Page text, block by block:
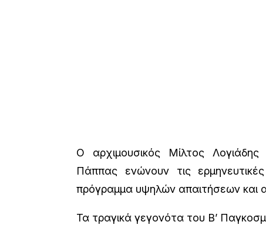
Ο αρχιμουσικός Μίλτος
Πάππας ενώνουν τις
πρόγραμμα υψηλών απαιτήσεων και
Τα τραγικά γεγονότα του Β’